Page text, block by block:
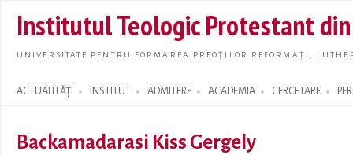
main
Institutul Teologic Protestant
UNIVERSITATE PENTRU FORMAREA PREOȚILOR REFORMAȚI,
ACTUALITĂȚI INSTITUT ADMITERE ACADEMIA CERCETARE
Search form
Backamadarasi Kiss Gergely